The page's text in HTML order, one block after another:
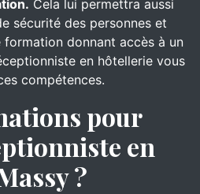
Cela lui permettra aussi
sécurité des personnes et
formation donnant accès à un
en hôtellerie vous
compétences.
pour
en
?